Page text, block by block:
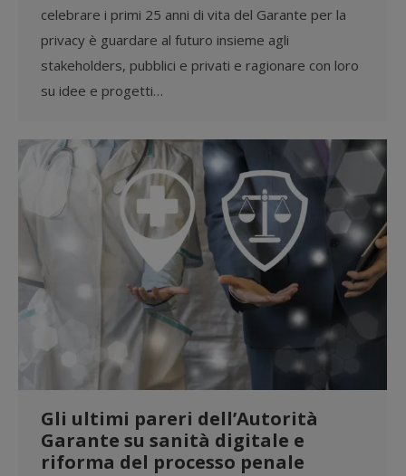
celebrare i primi 25 anni di vita del Garante per la
privacy è guardare al futuro insieme agli
stakeholders, pubblici e privati e ragionare con loro
su idee e progetti…
Gli ultimi pareri dell’Autorità
Garante su sanità digitale e
riforma del processo penale